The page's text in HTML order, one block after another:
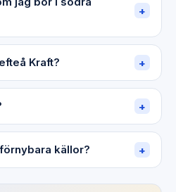
+
Kraft? +
+
källor? +